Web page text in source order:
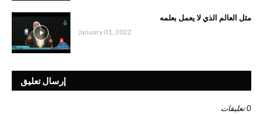
مثل العالم الذي لا يعمل بعلمه
January 01, 2022
إرسال تعليق
0 تعليقات